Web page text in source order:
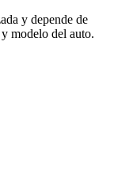
y depende de
modelo del auto.